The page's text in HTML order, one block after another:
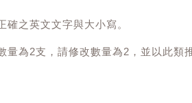
之英文文字與大小寫。
為2支，請修改數量為2，並以此類推